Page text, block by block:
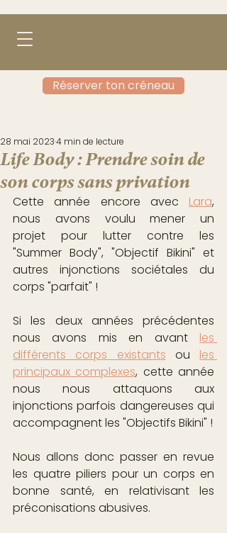
Réserver ton créneau
Life Body : Prendre soin de
son corps sans privation
28 mai 20234 min de lecture
Cette année encore avec Lara,
nous avons voulu mener un
projet pour lutter contre les
"Summer Body", "Objectif Bikini" et
autres injonctions sociétales du
corps "parfait" !
Si les deux années précédentes
nous avons mis en avant les
différents corps existants ou les
principaux complexes, cette année
nous nous attaquons aux
injonctions parfois dangereuses qui
accompagnent les "Objectifs Bikini" !
Nous allons donc passer en revue
les quatre piliers pour un corps en
bonne santé, en relativisant les
préconisations abusives.